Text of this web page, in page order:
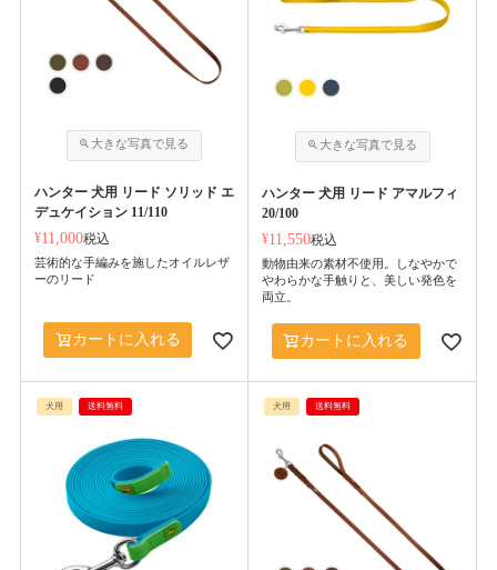
ハンター 犬用 リード ソリッド エ
デュケイション 11/110
¥11,000税込
芸術的な手編みを施したオイルレザ
ーのリード
カートに入れる
ハンター 犬用 リード アマルフィ
20/100
¥11,550税込
動物由来の素材不使用。しなやかで
やわらかな手触りと、美しい発色を
両立。
カートに入れる
犬用 送料無料 犬用 送料無料